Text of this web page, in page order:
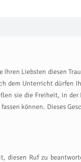
Liebsten diesen
dem Unterricht dürfen
sie die Freiheit, in
können. Dieses
diesen Ruf zu